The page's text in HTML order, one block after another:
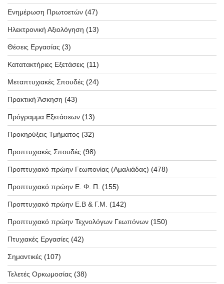
Ενημέρωση Πρωτοετών (47)
Ηλεκτρονική Αξιολόγηση (13)
Θέσεις Εργασίας (3)
Κατατακτήριες Εξετάσεις (11)
Μεταπτυχιακές Σπουδές (24)
Πρακτική Άσκηση (43)
Πρόγραμμα Εξετάσεων (13)
Προκηρύξεις Τμήματος (32)
Προπτυχιακές Σπουδές (98)
Προπτυχιακό πρώην Γεωπονίας (Αμαλιάδας) (478)
Προπτυχιακό πρώην Ε. Φ. Π. (155)
Προπτυχιακό πρώην Ε.Β & Γ.Μ. (142)
Προπτυχιακό πρώην Τεχνολόγων Γεωπόνων (150)
Πτυχιακές Εργασίες (42)
Σημαντικές (107)
Τελετές Ορκωμοσίας (38)